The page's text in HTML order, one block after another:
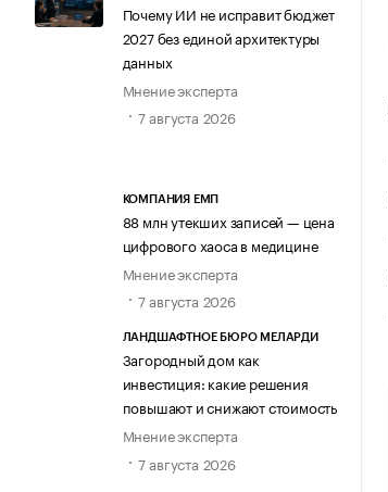
Почему ИИ не исправит бюджет
2027 без единой архитектуры
данных
Мнение эксперта
7 августа 2026
КОМПАНИЯ ЕМП
88 млн утекших записей — цена
цифрового хаоса в медицине
Мнение эксперта
7 августа 2026
ЛАНДШАФТНОЕ БЮРО МЕЛАРДИ
Загородный дом как
инвестиция: какие решения
повышают и снижают стоимость
Мнение эксперта
7 августа 2026